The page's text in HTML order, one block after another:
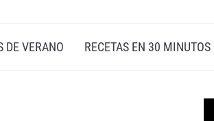
DE VERANO RECETAS EN 30 MINUTOS